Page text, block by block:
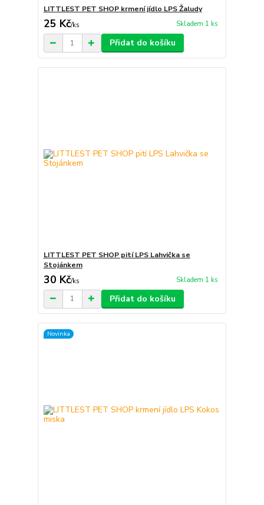
LITTLEST PET SHOP krmení jídlo LPS Žaludy
25 Kč/ks Skladem 1 ks
Přidat do košíku
LITTLEST PET SHOP pití LPS Lahvička se
Stojánkem
30 Kč/ks Skladem 1 ks
Přidat do košíku
Novinka